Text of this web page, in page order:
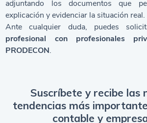
adjuntando los documentos que
explicación y evidenciar la situación real.
Ante cualquier duda, puedes
profesional con profesionales
PRODECON.